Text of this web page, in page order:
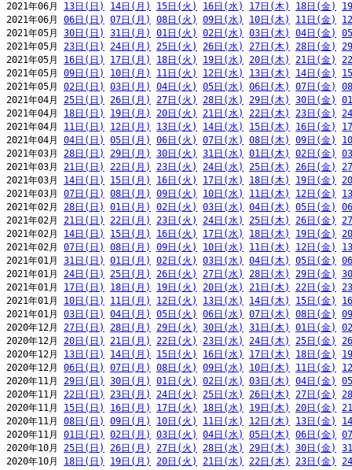
2021年06月 13日(日) 14日(月) 15日(火) 16日(水) 17日(木) 18日(金)
2021年06月 06日(日) 07日(月) 08日(火) 09日(水) 10日(木) 11日(金)
2021年05月 30日(日) 31日(月) 01日(火) 02日(水) 03日(木) 04日(金)
2021年05月 23日(日) 24日(月) 25日(火) 26日(水) 27日(木) 28日(金)
2021年05月 16日(日) 17日(月) 18日(火) 19日(水) 20日(木) 21日(金)
2021年05月 09日(日) 10日(月) 11日(火) 12日(水) 13日(木) 14日(金)
2021年05月 02日(日) 03日(月) 04日(火) 05日(水) 06日(木) 07日(金)
2021年04月 25日(日) 26日(月) 27日(火) 28日(水) 29日(木) 30日(金)
2021年04月 18日(日) 19日(月) 20日(火) 21日(水) 22日(木) 23日(金)
2021年04月 11日(日) 12日(月) 13日(火) 14日(水) 15日(木) 16日(金)
2021年04月 04日(日) 05日(月) 06日(火) 07日(水) 08日(木) 09日(金)
2021年03月 28日(日) 29日(月) 30日(火) 31日(水) 01日(木) 02日(金)
2021年03月 21日(日) 22日(月) 23日(火) 24日(水) 25日(木) 26日(金)
2021年03月 14日(日) 15日(月) 16日(火) 17日(水) 18日(木) 19日(金)
2021年03月 07日(日) 08日(月) 09日(火) 10日(水) 11日(木) 12日(金)
2021年02月 28日(日) 01日(月) 02日(火) 03日(水) 04日(木) 05日(金)
2021年02月 21日(日) 22日(月) 23日(火) 24日(水) 25日(木) 26日(金)
2021年02月 14日(日) 15日(月) 16日(火) 17日(水) 18日(木) 19日(金)
2021年02月 07日(日) 08日(月) 09日(火) 10日(水) 11日(木) 12日(金)
2021年01月 31日(日) 01日(月) 02日(火) 03日(水) 04日(木) 05日(金)
2021年01月 24日(日) 25日(月) 26日(火) 27日(水) 28日(木) 29日(金)
2021年01月 17日(日) 18日(月) 19日(火) 20日(水) 21日(木) 22日(金)
2021年01月 10日(日) 11日(月) 12日(火) 13日(水) 14日(木) 15日(金)
2021年01月 03日(日) 04日(月) 05日(火) 06日(水) 07日(木) 08日(金)
2020年12月 27日(日) 28日(月) 29日(火) 30日(水) 31日(木) 01日(金)
2020年12月 20日(日) 21日(月) 22日(火) 23日(水) 24日(木) 25日(金)
2020年12月 13日(日) 14日(月) 15日(火) 16日(水) 17日(木) 18日(金)
2020年12月 06日(日) 07日(月) 08日(火) 09日(水) 10日(木) 11日(金)
2020年11月 29日(日) 30日(月) 01日(火) 02日(水) 03日(木) 04日(金)
2020年11月 22日(日) 23日(月) 24日(火) 25日(水) 26日(木) 27日(金)
2020年11月 15日(日) 16日(月) 17日(火) 18日(水) 19日(木) 20日(金)
2020年11月 08日(日) 09日(月) 10日(火) 11日(水) 12日(木) 13日(金)
2020年11月 01日(日) 02日(月) 03日(火) 04日(水) 05日(木) 06日(金)
2020年10月 25日(日) 26日(月) 27日(火) 28日(水) 29日(木) 30日(金)
2020年10月 18日(日) 19日(月) 20日(火) 21日(水) 22日(木) 23日(金)